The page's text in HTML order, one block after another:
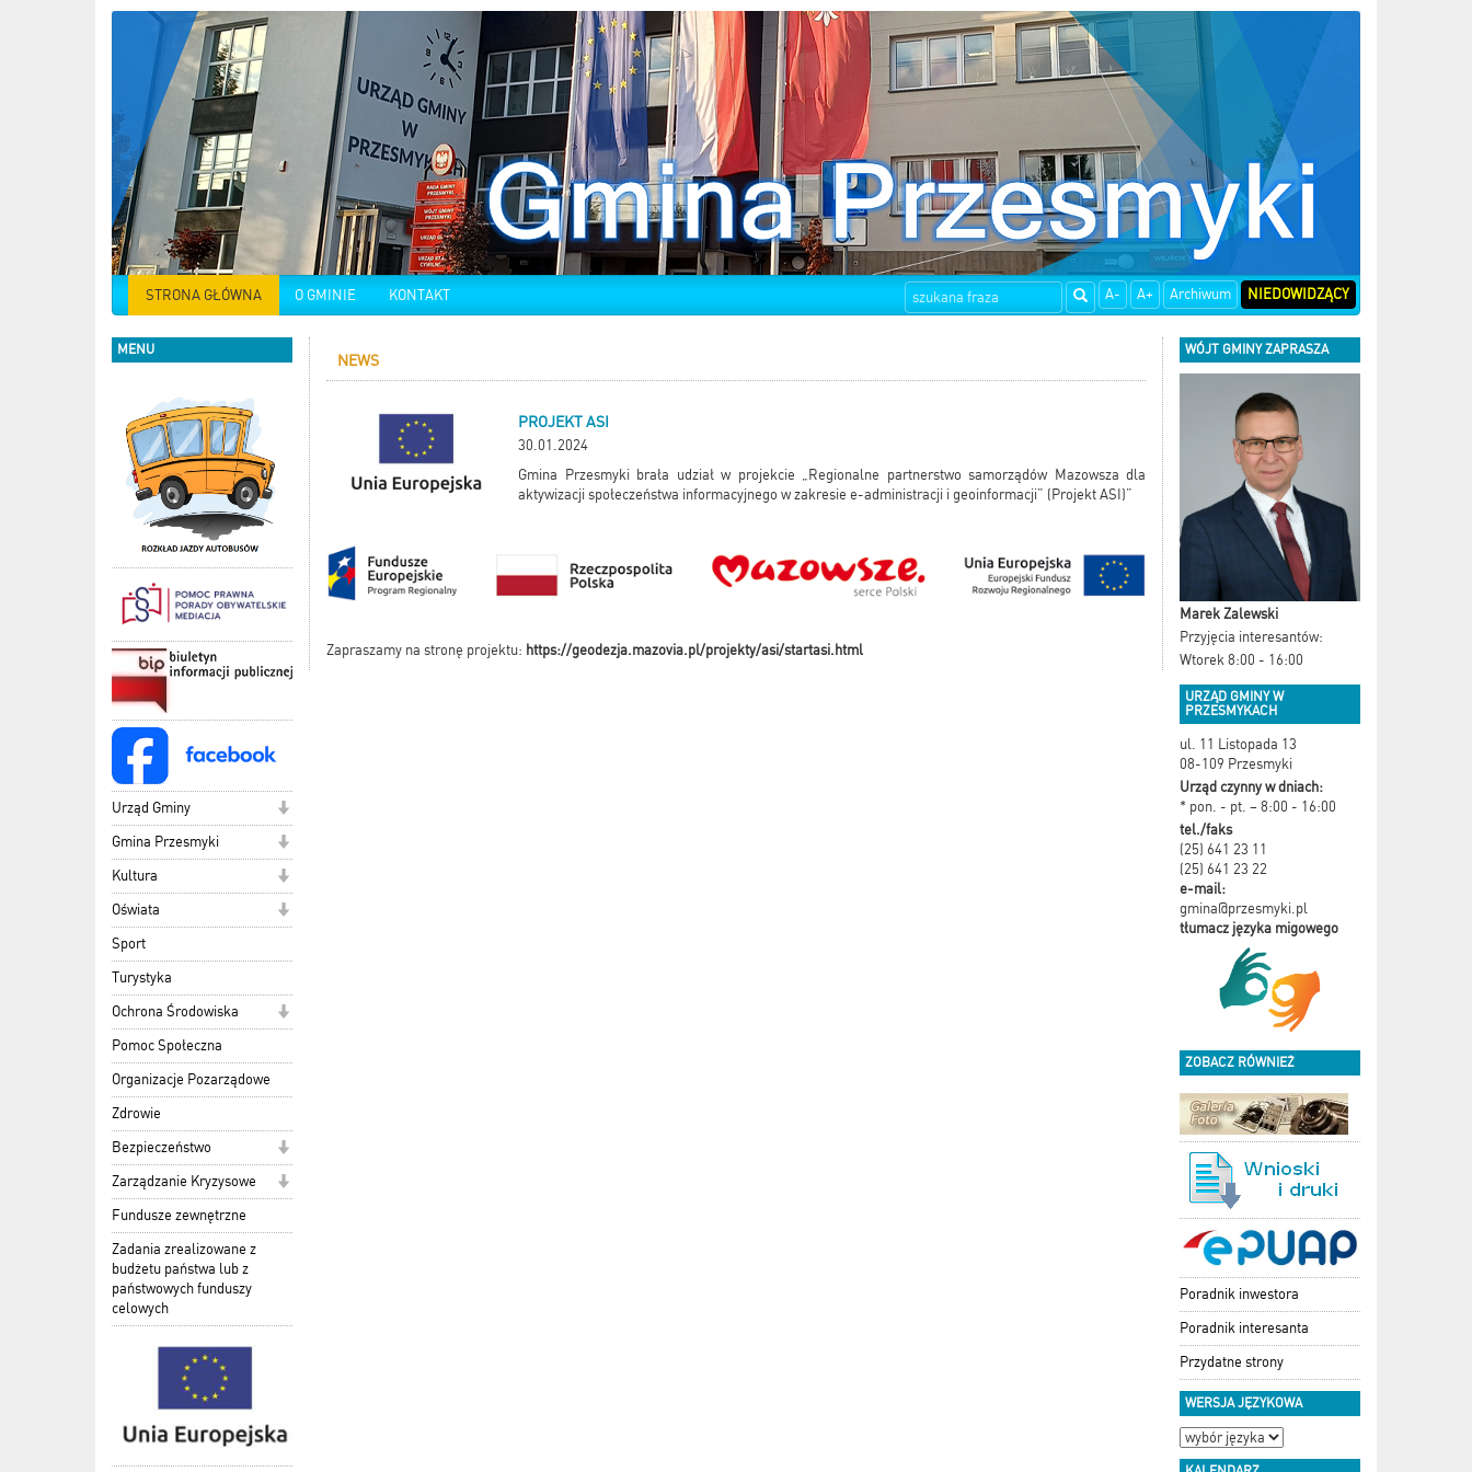
STRONA GŁÓWNA O GMINIE KONTAKT A- A+ Archiwum NIEDOWIDZĄCY
MENU
Urząd Gminy
Gmina Przesmyki
Kultura
Oświata
Sport
Turystyka
Ochrona Środowiska
Pomoc Społeczna
Organizacje Pozarządowe
Zdrowie
Bezpieczeństwo
Zarządzanie Kryzysowe
Fundusze zewnętrzne
Zadania zrealizowane z
budżetu państwa lub z
państwowych funduszy
celowych
NEWS
PROJEKT ASI
30.01.2024
Gmina Przesmyki brała udział w projekcie „Regionalne partnerstwo samorządów Mazowsza dla
aktywizacji społeczeństwa informacyjnego w zakresie e-administracji i geoinformacji” (Projekt ASI)”
Zapraszamy na stronę projektu: https://geodezja.mazovia.pl/projekty/asi/startasi.html
WÓJT GMINY ZAPRASZA
Marek Zalewski
Przyjęcia interesantów:
Wtorek 8:00 - 16:00
URZĄD GMINY W
PRZESMYKACH
ul. 11 Listopada 13
08-109 Przesmyki
Urząd czynny w dniach:
* pon. - pt. – 8:00 - 16:00
tel./faks
(25) 641 23 11
(25) 641 23 22
e-mail:
gmina@przesmyki.pl
tłumacz języka migowego
ZOBACZ RÓWNIEŻ
Poradnik inwestora
Poradnik interesanta
Przydatne strony
WERSJA JĘZYKOWA